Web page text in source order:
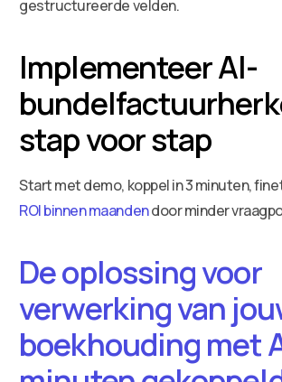
gestructureerde velden.
Implementeer AI-
stap voor stap
Start met demo, koppel in 3 minuten,
ROI binnen maandendoor minder
De oplossing voor
verwerking van
boekhouding met